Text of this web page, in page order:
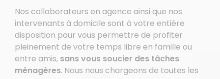
Nos collaborateurs en agence ainsi que nos
intervenants à domicile sont à votre entière
disposition pour vous permettre de profiter
pleinement de votre temps libre en famille ou
entre amis, sans vous soucier des tâches
ménagères. Nous nous chargeons de toutes les